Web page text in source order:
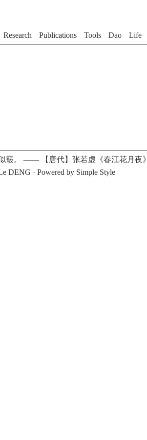
Research Publications Tools Dao Life
霰。 ——
【唐代】张若虚《春江花月夜》
DENG · Powered by Simple Style